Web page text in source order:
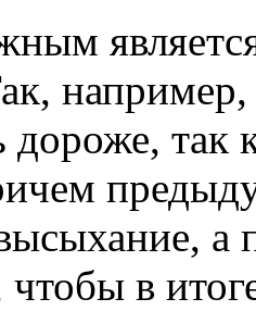
дороже, так
а
в